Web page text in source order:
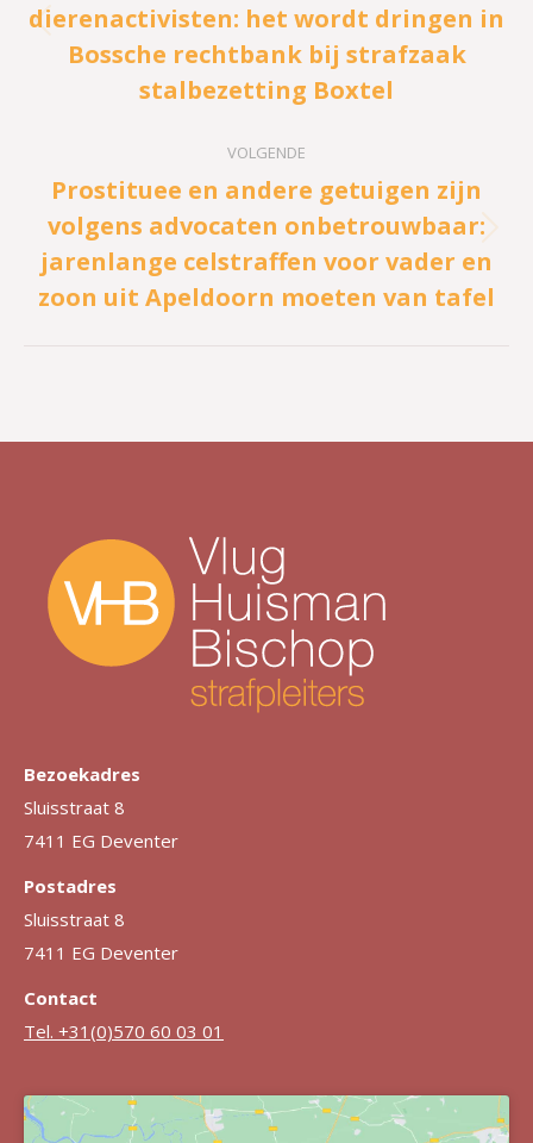
Vorig
bericht
dierenactivisten: het wordt dringen in
Bossche rechtbank bij strafzaak
stalbezetting Boxtel
VOLGENDE
Volgend
bericht
Prostituee en andere getuigen zijn
volgens advocaten onbetrouwbaar:
jarenlange celstraffen voor vader en
zoon uit Apeldoorn moeten van tafel
Bezoekadres
Sluisstraat 8
7411 EG Deventer
Postadres
Sluisstraat 8
7411 EG Deventer
Contact
Tel. +31(0)570 60 03 01